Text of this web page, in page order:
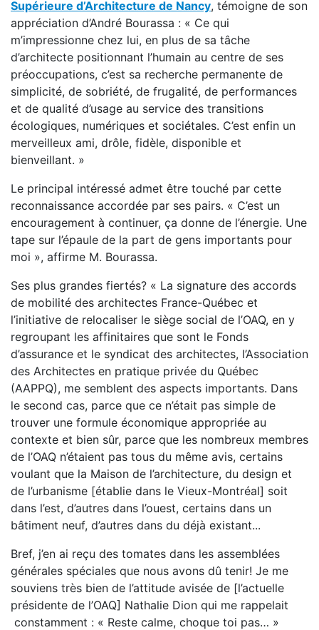
Supérieure d’Architecture de Nancy, témoigne de son
appréciation d’André Bourassa : « Ce qui
m’impressionne chez lui, en plus de sa tâche
d’architecte positionnant l’humain au centre de ses
préoccupations, c’est sa recherche permanente de
simplicité, de sobriété, de frugalité, de performances
et de qualité d’usage au service des transitions
écologiques, numériques et sociétales. C’est enfin un
merveilleux ami, drôle, fidèle, disponible et
bienveillant. »
Le principal intéressé admet être touché par cette
reconnaissance accordée par ses pairs. « C’est un
encouragement à continuer, ça donne de l’énergie. Une
tape sur l’épaule de la part de gens importants pour
moi », affirme M. Bourassa.
Ses plus grandes fiertés? « La signature des accords
de mobilité des architectes France-Québec et
l’initiative de relocaliser le siège social de l’OAQ, en y
regroupant les affinitaires que sont le Fonds
d’assurance et le syndicat des architectes, l’Association
des Architectes en pratique privée du Québec
(AAPPQ), me semblent des aspects importants. Dans
le second cas, parce que ce n’était pas simple de
trouver une formule économique appropriée au
contexte et bien sûr, parce que les nombreux membres
de l’OAQ n’étaient pas tous du même avis, certains
voulant que la Maison de l’architecture, du design et
de l’urbanisme [établie dans le Vieux-Montréal] soit
dans l’est, d’autres dans l’ouest, certains dans un
bâtiment neuf, d’autres dans du déjà existant...
Bref, j’en ai reçu des tomates dans les assemblées
générales spéciales que nous avons dû tenir! Je me
souviens très bien de l’attitude avisée de [l’actuelle
présidente de l’OAQ] Nathalie Dion qui me rappelait
constamment : « Reste calme, choque toi pas… »